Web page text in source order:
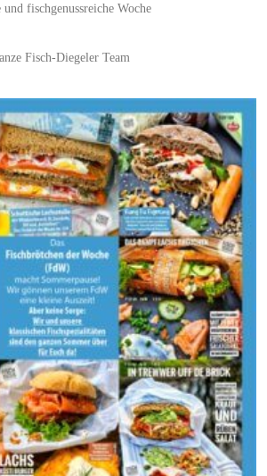
fischgenussreiche Woche
Fisch-Diegeler Team